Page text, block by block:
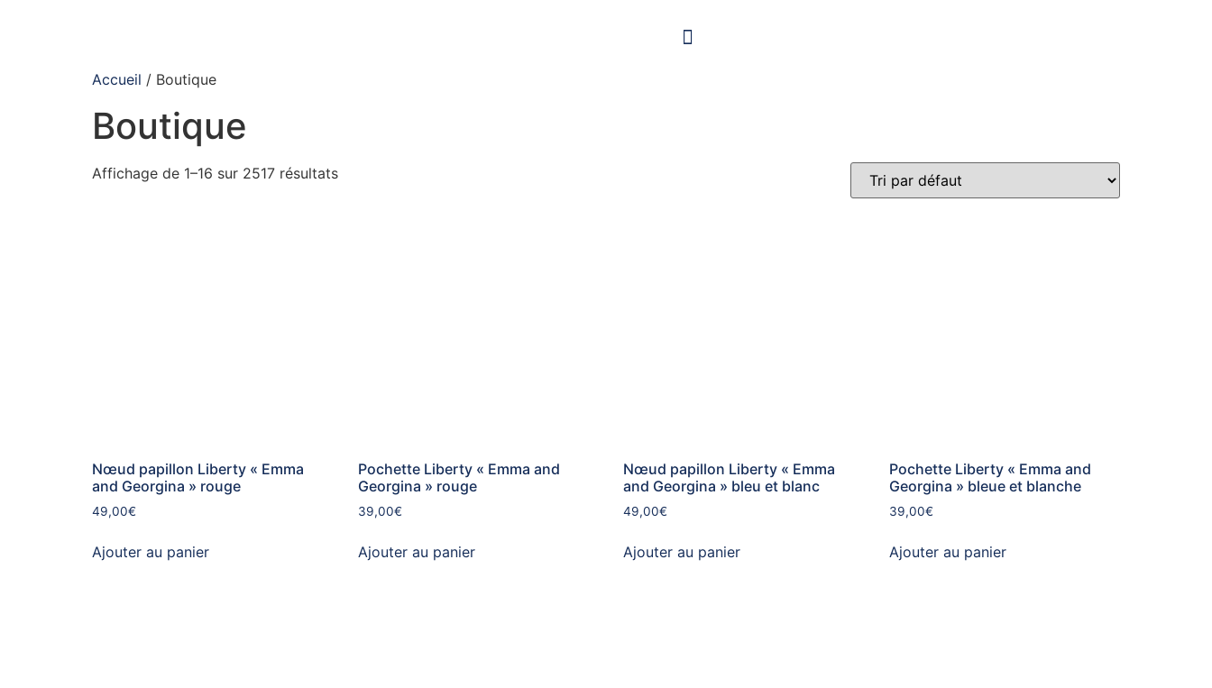
Accueil / Boutique
Boutique
Affichage de 1–16 sur 2517 résultats
Nœud papillon Liberty « Emma
and Georgina » rouge
49,00€
Ajouter au panier
Pochette Liberty « Emma and
Georgina » rouge
39,00€
Ajouter au panier
Nœud papillon Liberty « Emma
and Georgina » bleu et blanc
49,00€
Ajouter au panier
Pochette Liberty « Emma and
Georgina » bleue et blanche
39,00€
Ajouter au panier